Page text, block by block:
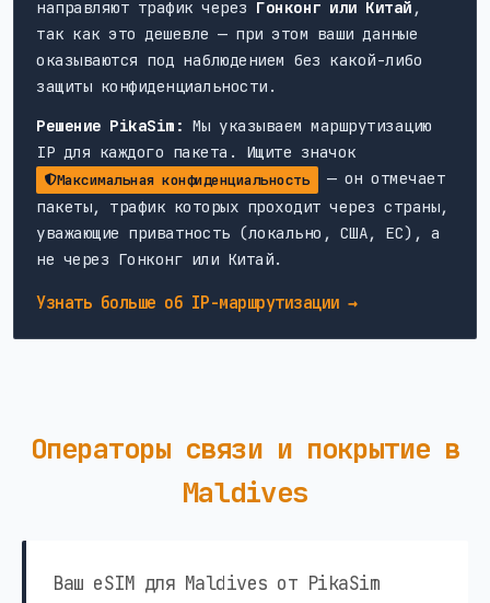
направляют трафик через Гонконг или Китай ,
так как это дешевле — при этом ваши данные
оказываются под наблюдением без какой-либо
защиты конфиденциальности.
Решение PikaSim: Мы указываем маршрутизацию
IP для каждого пакета. Ищите значок
Максимальная конфиденциальность
— он отмечает
пакеты, трафик которых проходит через страны,
уважающие приватность (локально, США, ЕС), а
не через Гонконг или Китай.
Узнать больше об IP-маршрутизации →
Операторы связи и покрытие в
Maldives
Ваш eSIM для Maldives от PikaSim